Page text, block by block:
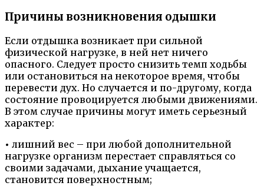
Причины возникновения одышки
Если отдышка возникает при сильной
физической нагрузке, в ней нет ничего
опасного. Следует просто снизить темп ходьбы
или остановиться на некоторое время, чтобы
перевести дух. Но случается и по-другому, когда
состояние провоцируется любыми движениями.
В этом случае причины могут иметь серьезный
характер:
• лишний вес – при любой дополнительной
нагрузке организм перестает справляться со
своими задачами, дыхание учащается,
становится поверхностным;